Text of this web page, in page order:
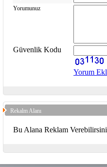
Yorumunuz
Güvenlik Kodu
Yorum
Rekalm Alanı
Bu Alana Reklam